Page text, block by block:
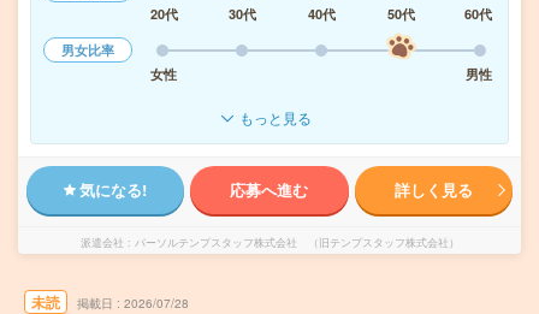
20代
30代 40代 50代
60代
男女比率
女性
男性
もっと見る
気になる! 応募へ進む 詳しく見る
派遣会社 パーソルテンプスタッフ株式会社 （旧テンプスタッフ株式会社）
未読 掲載日 2026/07/28